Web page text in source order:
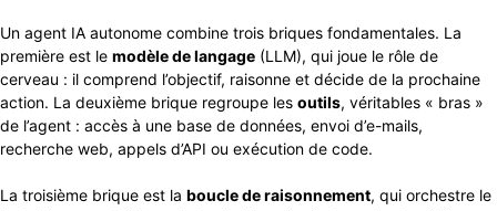
Un agent IA autonome combine trois briques fondamentales. La
première est le modèle de langage (LLM), qui joue le rôle de
cerveau : il comprend l’objectif, raisonne et décide de la prochaine
action. La deuxième brique regroupe les outils, véritables « bras »
de l’agent : accès à une base de données, envoi d’e-mails,
recherche web, appels d’API ou exécution de code.
La troisième brique est la boucle de raisonnement, qui orchestre le